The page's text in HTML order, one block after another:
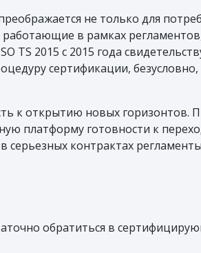
не только для
в рамках
2015 с 2015 года
сертификации,
к открытию новых горизонтов.
платформу готовности к
контрактах
обратиться в